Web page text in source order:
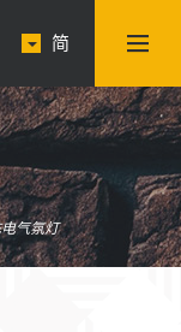
简
气氛灯